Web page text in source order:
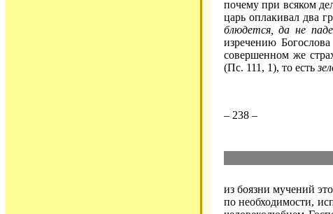
почему при всяком
царь оплакивал два
блюдется, да не
изречению
совершенном же
(Пс. 111, 1), то есть
– 238 –
из боязни мучений
по необходимости,